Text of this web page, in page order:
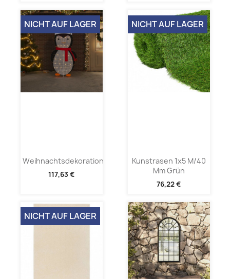
Weihnachtsdekoration...
117,63 €
NICHT AUF LAGER
Kunstrasen 1x5 M/40
Mm Grün
76,22 €
NICHT AUF LAGER
NICHT AUF LAGER